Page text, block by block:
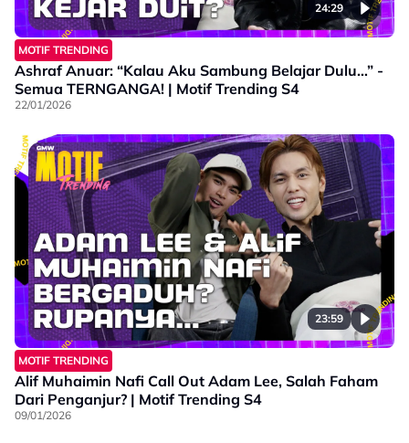
24:29
MOTIF TRENDING
Ashraf Anuar: “Kalau Aku Sambung Belajar Dulu…” -
Semua TERNGANGA! | Motif Trending S4
22/01/2026
23:59
MOTIF TRENDING
Alif Muhaimin Nafi Call Out Adam Lee, Salah Faham
Dari Penganjur? | Motif Trending S4
09/01/2026